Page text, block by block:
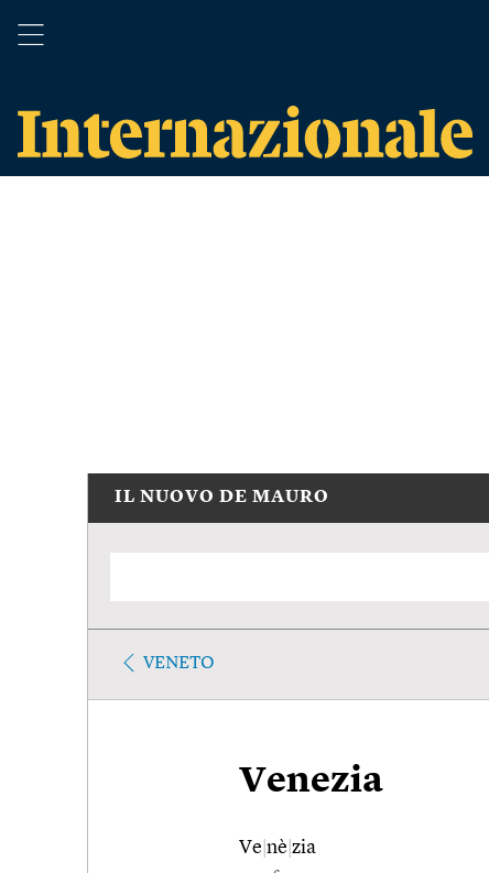
IL NUOVO DE MAURO
VENETO
Venezia
Ve nè zia